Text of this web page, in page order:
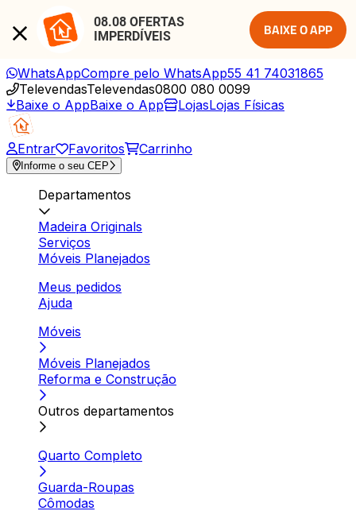
08.08 OFERTAS
IMPERDÍVEIS
BAIXE O APP
WhatsAppCompre pelo WhatsApp55 41 74031865
TelevendasTelevendas0800 080 0099
Baixe o AppBaixe o App LojasLojas Físicas
Entrar Favoritos Carrinho
Informe o seu CEP
Departamentos
Madeira Originals
Serviços
Móveis Planejados
Meus pedidos
Ajuda
Móveis
Móveis Planejados
Reforma e Construção
Outros departamentos
Quarto Completo
Guarda-Roupas
Cômodas